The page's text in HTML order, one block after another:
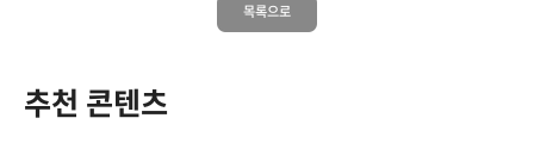
목록으로
추천 콘텐츠